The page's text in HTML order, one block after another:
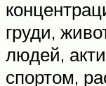
груди,
людей,
спортом,